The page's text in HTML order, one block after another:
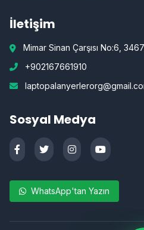
İletişim
Mimar Sinan Çarşısı No:6,
+902167661910
Sosyal Medya
WhatsApp'tan Yazın